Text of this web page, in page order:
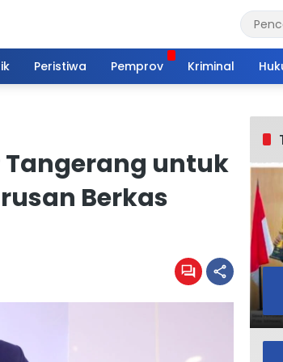
Peristiwa Pemprov Kriminal
Tangerang untuk
Berkas